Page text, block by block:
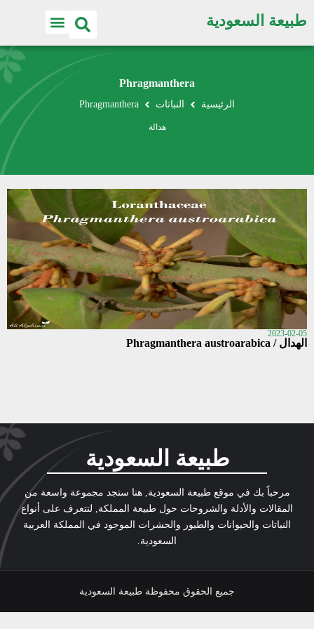
طبيعة السعودية
Phragmanthera
الرئيسية النباتات Phragmanthera
هدالة
2023-02-05
الهدال / Phragmanthera austroarabica
طبيعة السعودية
مرحباً بك في موقع طبيعة السعودية, هنا ستجد مجموعة واسعة من
المقالات والأدلة والشروحات حول طبيعة المملكة, لتتعرف على أنواع
النباتات والحيوانات والطيور والحشرات الموجود في المملكة العربية
السعودية.
جميع الحقوق محفوظة طبيعة السعودية